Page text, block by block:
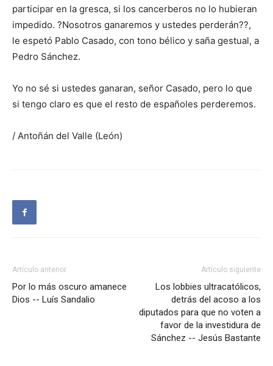
participar en la gresca, si los cancerberos no lo hubieran
impedido. ?Nosotros ganaremos y ustedes perderán??,
le espetó Pablo Casado, con tono bélico y saña gestual, a
Pedro Sánchez.
Yo no sé si ustedes ganaran, señor Casado, pero lo que
si tengo claro es que el resto de españoles perderemos.
/ Antoñán del Valle (León)
Artículo anterior
Por lo más oscuro amanece
Dios -- Luís Sandalio
Artículo siguiente
Los lobbies ultracatólicos,
detrás del acoso a los
diputados para que no voten a
favor de la investidura de
Sánchez -- Jesús Bastante